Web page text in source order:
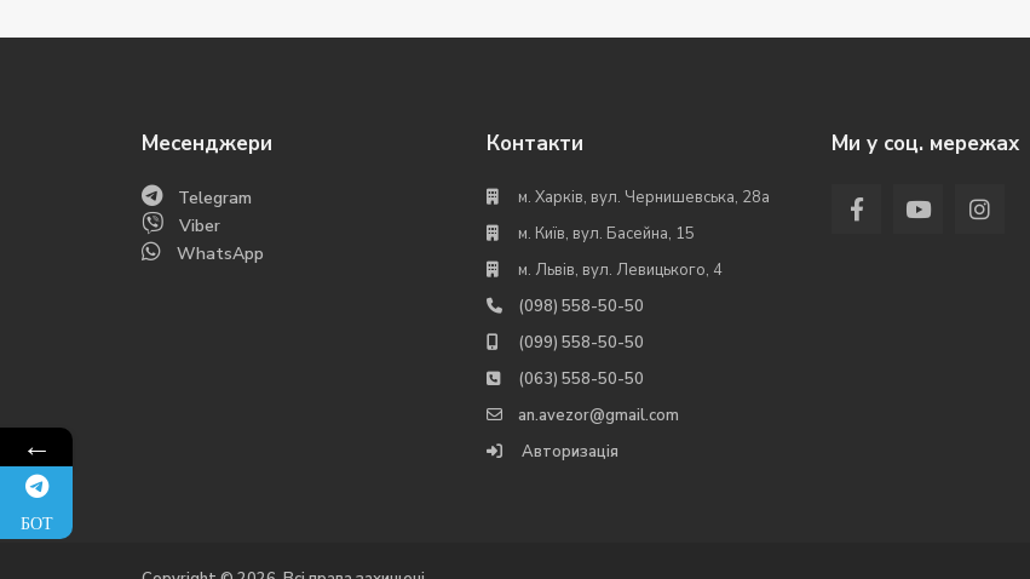
Месенджери
Telegram
Viber
WhatsApp
Контакти
м. Харків, вул. Чернишевська, 28а
м. Київ, вул. Басейна, 15
м. Львів, вул. Левицького, 4
(098) 558-50-50
(099) 558-50-50
(063) 558-50-50
an.avezor@gmail.com
Авторизація
Ми у соц. мережах
←
БОТ